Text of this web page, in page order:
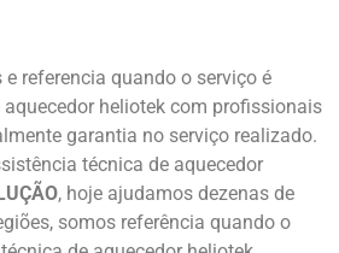
referencia quando o serviço é
heliotek com profissionais
garantia no serviço realizado.
técnica de aquecedor
, hoje ajudamos dezenas de
somos referência quando o